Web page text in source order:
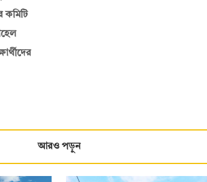
কমিটি
আরও পড়ুন